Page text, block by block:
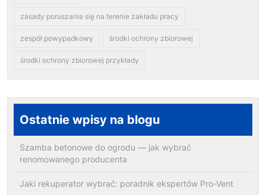
zasady poruszania się na terenie zakładu pracy
zespół powypadkowy środki ochrony zbiorowej
środki ochrony zbiorowej przykłady
Ostatnie wpisy na blogu
Szamba betonowe do ogrodu — jak wybrać
renomowanego producenta
Jaki rekuperator wybrać: poradnik ekspertów Pro-Vent